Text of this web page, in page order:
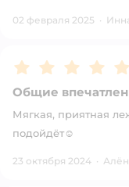
02 февраля 2025 ·
Рейтинг:5
Общие
Мягкая, приятная
подойдёт☺️
23 октября 2024 ·